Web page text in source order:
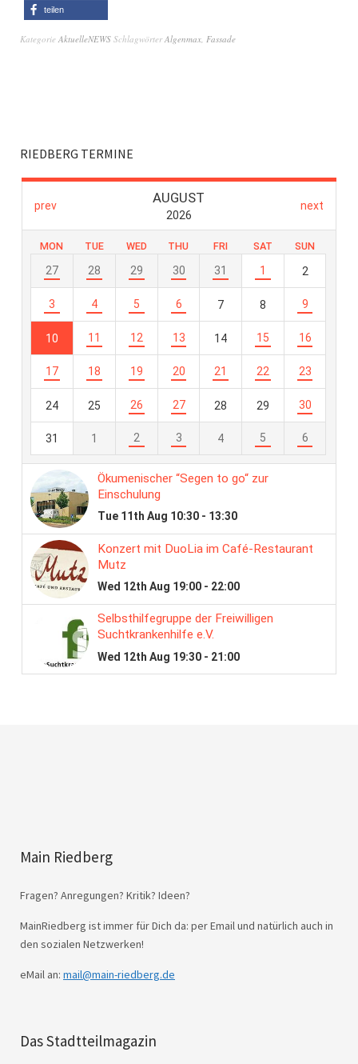
teilen
Kategorie AktuelleNEWS SchlagwörterAlgenmax, Fassade
RIEDBERG TERMINE
Main Riedberg
Fragen? Anregungen? Kritik? Ideen?
MainRiedberg ist immer für Dich da: per Email und natürlich auch in
den sozialen Netzwerken!
eMail an: mail@main-riedberg.de
Das Stadtteilmagazin